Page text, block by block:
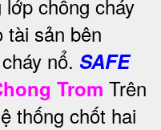
lớp chống cháy
tài sản bên
nổ. SAFE
Trom Trên
thống chốt hai